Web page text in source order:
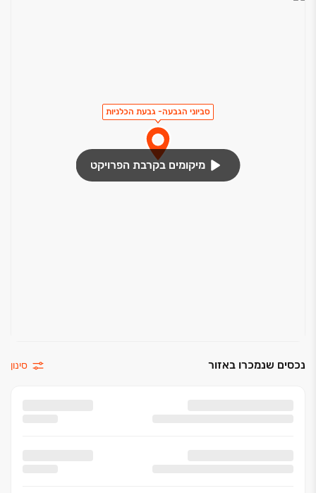
סביוני הגבעה- גבעת הכלניות
מיקומים בקרבת הפרויקט
נכסים שנמכרו באזור סינון